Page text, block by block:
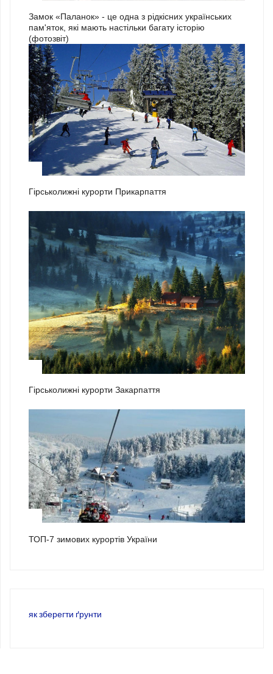
Замок «Паланок» - це одна з рідкісних українських
пам'яток, які мають настільки багату історію
(фотозвіт)
Гірськолижні курорти Прикарпаття
Гірськолижні курорти Закарпаття
ТОП-7 зимових курортів України
як зберегти ґрунти